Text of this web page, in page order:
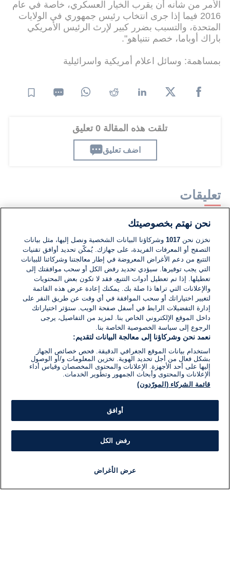
الأمر من شأنه أن يقرب الخيار العسكري، خاصة في عام
2016 فيما إذا جرى انتخاب رئيس جمهوري في الولايات
المتحدة، والتسبب بضرر كبير لإرث الرئيس الأمريكي
باراك أوباما، خصم نتنياهو".
بمساهمة: وسائل اعلام أمريكية واسرائيلية
تلقت هذه المقالة 0 تعليق
اضف تعليق
تعليقات
لا توجد تعليقات مكتوبة حتى الآن. كن الأول!
اكتب تعليقًا جديدًا ...
نحن نهتم بخصوصيتك
نخزن نحن1017 وشركاؤنا البيانات الشخصية ونصل إليها، مثل بيانات
التصفح أو المعرفات الفريدة، على جهازك. يُمكّن تحديد أوافق تقنيات
التتبع من دعم الأغراض المعروضة في إطار معالجتنا وشركائنا للبيانات
التي يجب توفيرها. سيؤدي تحديد رفض الكل أو سحب موافقتك إلى
تعطيلها. إذا تم تعطيل أدوات التتبع، فقد لا تكون بعض المحتويات
والإعلانات التي تراها ذا صلة بك. يمكنك إعادة عرض هذه القائمة
لتغيير اختياراتك أو سحب الموافقة في أي وقت عن طريق النقر على
إدارة التفضيلات الرابط في أسفل صفحة الويب. ستؤثر اختياراتك
داخل الموقع الإلكتروني الخاص بنا. لمزيد من التفاصيل، يرجى
الرجوع إلى سياسة الخصوصية الخاصة بنا.
نعمد نحن وشركاؤنا إلى معالجة البيانات لتقديم:
استخدام بيانات الموقع الجغرافي الدقيقة. فحص خصائص الجهاز
بشكل فعال من أجل تحديد الهوية. تخزين المعلومات و/أو الوصول
إليها على أحد الأجهزة. الإعلانات والمحتوى المخصصان وقياس أداء
الإعلانات والمحتوى وأبحاث الجمهور وتطوير الخدمات.
قائمة الشركاء (المورّدون)
أوافق
رفض الكل
عرض الأغراض